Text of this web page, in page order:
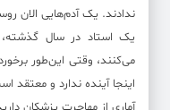
ندادند. یک آدم‌هایی الان
یک استاد در سال گذشته،
می‌کنند، وقتی این‌طور
اینجا آینده ندارد و